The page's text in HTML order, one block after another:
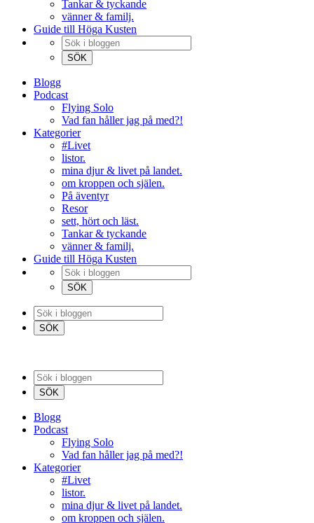
Tankar & tyckande
vänner & familj.
Guide till Höga Kusten
Blogg
Podcast
Flying Solo
Vad fan håller jag på med?!
Kategorier
#Livet
listor.
mina djur & livet på landet.
om kroppen och själen.
På äventyr
Resor
sett, hört och läst.
Tankar & tyckande
vänner & familj.
Guide till Höga Kusten
Blogg
Podcast
Flying Solo
Vad fan håller jag på med?!
Kategorier
#Livet
listor.
mina djur & livet på landet.
om kroppen och själen.